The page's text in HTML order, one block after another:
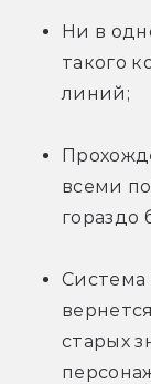
Ни в
такого
линий;
всеми
гораздо
Система
старых